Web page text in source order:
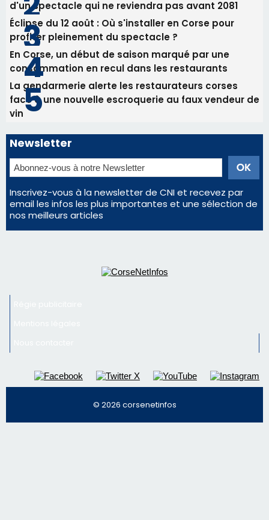
Inscrivez-vous à la newsletter de CNI et recevez par
email les infos les plus importantes et une sélection de
nos meilleurs articles
Régie publicitaire
Nous contacter
© 2026 corsenetinfos